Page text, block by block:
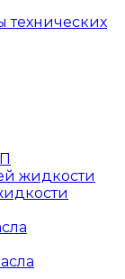
технических
жидкости